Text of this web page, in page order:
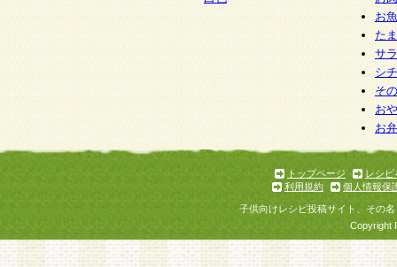
お
た
サ
シ
そ
お
お
トップページ
レシピ
利用規約
個人情報保
子供向けレシピ投稿サイト、その
Copyright